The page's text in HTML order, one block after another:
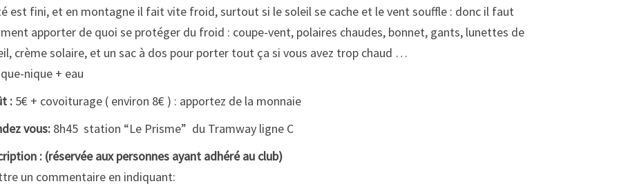
est fini, et en montagne il fait vite froid, surtout si le soleil se cache et le vent souffle : donc il faut
apporter de quoi se protéger du froid : coupe-vent, polaires chaudes, bonnet, gants, lunettes de
crème solaire, et un sac à dos pour porter tout ça si vous avez trop chaud …
nique + eau
: 5€ + covoiturage ( environ 8€ ) : apportez de la monnaie
vous: 8h45 station “Le Prisme” du Tramway ligne C
: (réservée aux personnes ayant adhéré au club)
un commentaire en indiquant: